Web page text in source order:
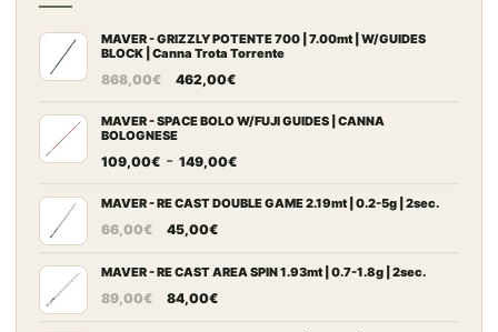
137,00€
MAVER - GRIZZLY POTENTE 700 | 7.00mt | W/GUIDES
BLOCK | Canna Trota Torrente
868,00€
Il
originale
era:
868,00€.
462,00€Il
attuale
462,00€.
MAVER - SPACE BOLO W/FUJI GUIDES | CANNA
BOLOGNESE
109,00€ - 149,00€Fascia
prezzo:
a
MAVER - RE CAST DOUBLE GAME 2.19mt | 0.2-5g | 2sec.
66,00€
Il
originale
era:
45,00€Il
attuale
è:
MAVER - RE CAST AREA SPIN 1.93mt | 0.7-1.8g | 2sec.
89,00€
Il
84,00€Il